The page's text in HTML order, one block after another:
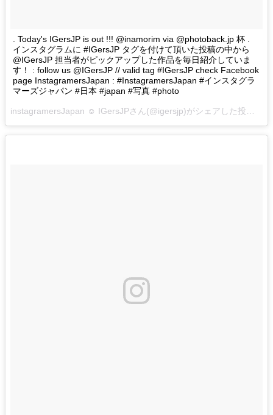
. Today's IGersJP is out !!! @inamorim via @photoback.jp 杯 .
インスタグラムに #IGersJP タグを付けて頂いた投稿の中から
@IGersJP 担当者がピックアップした作品を毎日紹介していま
す！ : follow us @IGersJP // valid tag #IGersJP check Facebook
page InstagramersJapan : #InstagramersJapan #インスタグラ
マーズジャパン #日本 #japan #写真 #photo
instagramersJapan ☺︎ IGersJPさん(@igersjp)がシェアした投稿 –